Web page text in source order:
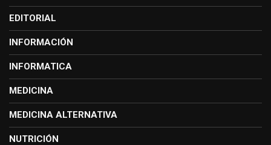
EDITORIAL
INFORMACIÓN
INFORMATICA
MEDICINA
MEDICINA ALTERNATIVA
NUTRICIÓN